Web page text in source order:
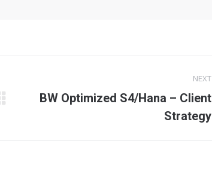
NEXT
Next
BW Optimized S4/Hana – Client
Strategy